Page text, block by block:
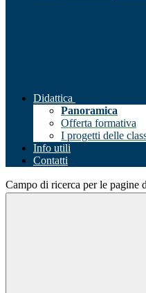
Didattica
Panoramica
Offerta formativa
I progetti delle
Info utili
Contatti
Campo di ricerca per le pagine